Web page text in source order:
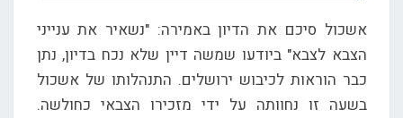
אשכול סיכם את הדיון באמירה: "נשאיר את ענייני
הצבא לצבא" ביודעו שמשה דיין שלא נכח בדיון, נתן
כבר הוראות לכיבוש ירושלים. התנהלותו של אשכול
בשעה זו נחוותה על ידי מזכירו הצבאי כחולשה.